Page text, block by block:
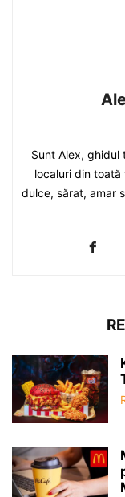
Sunt Alex, ghidul
localuri din
dulce, sărat, amar